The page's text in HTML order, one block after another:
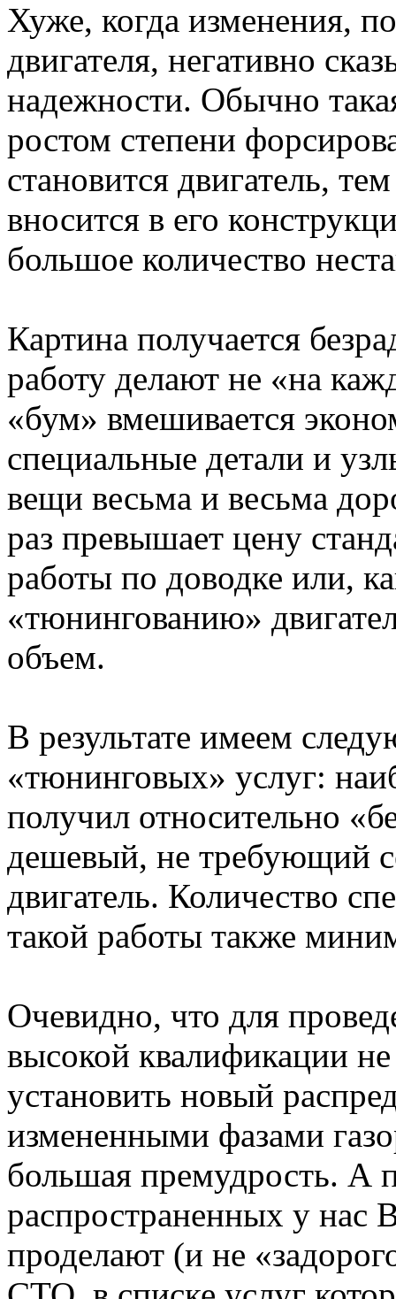
Хуже, когда изменения,
двигателя, негативно
надежности. Обычно
ростом степени
становится двигатель,
вносится в его
большое количество
Картина получается
работу делают не «на
«бум» вмешивается
специальные детали и
вещи весьма и весьма
раз превышает цену
работы по доводке или,
«тюнингованию»
объем.
В результате имеем
«тюнинговых» услуг:
получил относительно
дешевый, не требующий
двигатель. Количество
такой работы также
Очевидно, что для
высокой квалификации
установить новый
измененными фазами
большая премудрость. А
распространенных у нас
проделают (и не